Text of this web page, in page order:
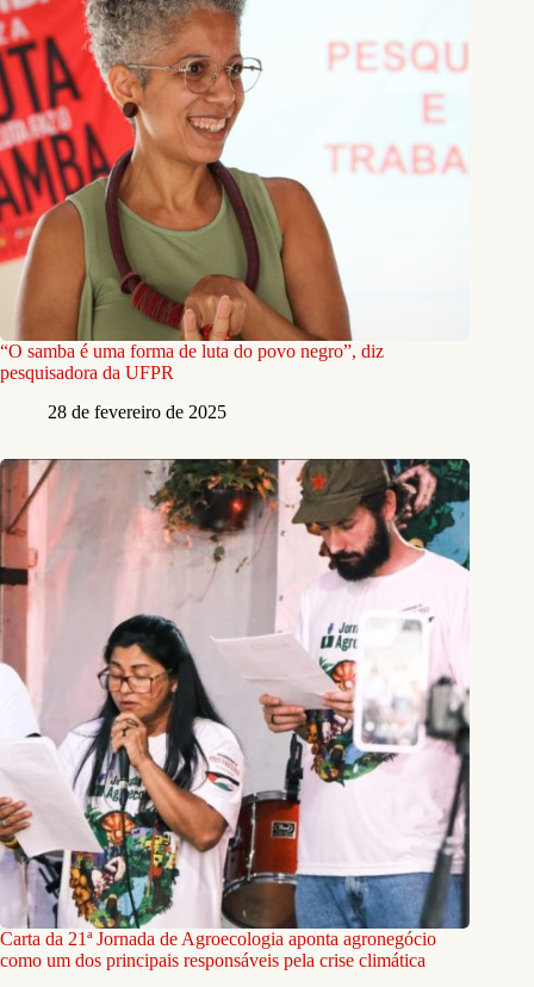
“O samba é uma forma de luta do povo negro”, diz
pesquisadora da UFPR
28 de fevereiro de 2025
Carta da 21ª Jornada de Agroecologia aponta agronegócio
como um dos principais responsáveis pela crise climática